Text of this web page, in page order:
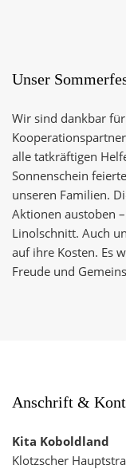
Unser
Wir sind dankbar
alle tatkräftigen
Sonnenschein
unseren Familien.
Aktionen austoben
Linolschnitt. Auch
auf ihre Kosten. Es
Freude und
Anschrift &
Kita Koboldland
Klotzscher